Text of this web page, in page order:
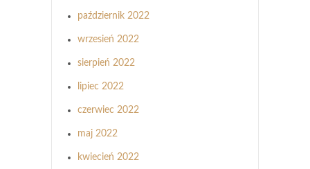
październik 2022
wrzesień 2022
sierpień 2022
lipiec 2022
czerwiec 2022
maj 2022
kwiecień 2022